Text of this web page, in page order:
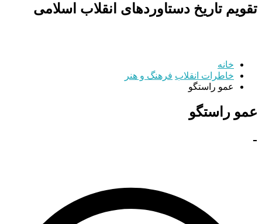
تقویم تاریخ دستاوردهای انقلاب اسلامی
خانه
خاطرات انقلاب فرهنگ و هنر
عمو راستگو
عمو راستگو
-